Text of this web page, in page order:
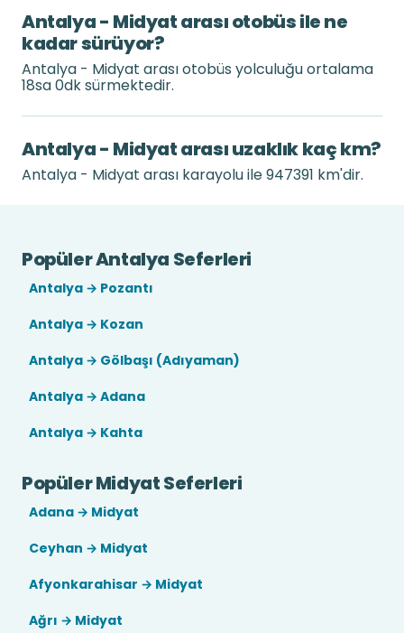
Antalya - Midyat arası otobüs ile ne
kadar sürüyor?
Antalya - Midyat arası otobüs yolculuğu ortalama
18sa 0dk sürmektedir.
Antalya - Midyat arası uzaklık kaç km?
Antalya - Midyat arası karayolu ile 947391 km'dir.
Popüler Antalya Seferleri
Antalya → Pozantı
Antalya → Kozan
Antalya → Gölbaşı (Adıyaman)
Antalya → Adana
Antalya → Kahta
Popüler Midyat Seferleri
Adana → Midyat
Ceyhan → Midyat
Afyonkarahisar → Midyat
Ağrı → Midyat